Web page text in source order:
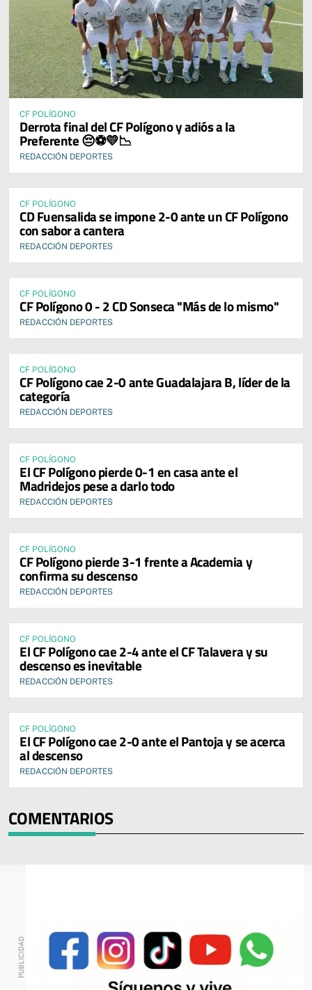
CF POLÍGONO
Derrota final del CF Polígono y adiós a la
Preferente 😔⚽💛📉
REDACCIÓN DEPORTES
CF POLÍGONO
CD Fuensalida se impone 2-0 ante un CF Polígono
con sabor a cantera
REDACCIÓN DEPORTES
CF POLÍGONO
CF Polígono 0 - 2 CD Sonseca "Más de lo mismo"
REDACCIÓN DEPORTES
CF POLÍGONO
CF Polígono cae 2-0 ante Guadalajara B, líder de la
categoría
REDACCIÓN DEPORTES
CF POLÍGONO
El CF Polígono pierde 0-1 en casa ante el
Madridejos pese a darlo todo
REDACCIÓN DEPORTES
CF POLÍGONO
CF Polígono pierde 3-1 frente a Academia y
confirma su descenso
REDACCIÓN DEPORTES
CF POLÍGONO
El CF Polígono cae 2-4 ante el CF Talavera y su
descenso es inevitable
REDACCIÓN DEPORTES
CF POLÍGONO
El CF Polígono cae 2-0 ante el Pantoja y se acerca
al descenso
REDACCIÓN DEPORTES
COMENTARIOS